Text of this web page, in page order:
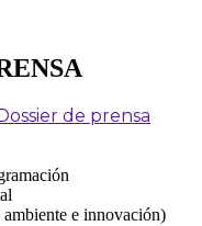
Dossier de prensa
e innovación)